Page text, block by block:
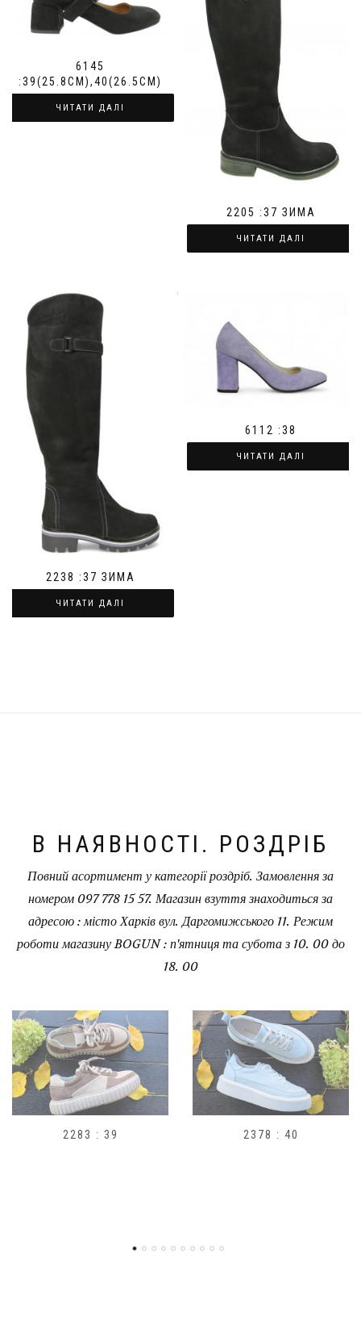
6145
:39(25.8СМ),40(26.5СМ)
ЧИТАТИ ДАЛІ
2205 :37 ЗИМА
ЧИТАТИ ДАЛІ
2238 :37 ЗИМА
ЧИТАТИ ДАЛІ
6112 :38
ЧИТАТИ ДАЛІ
В НАЯВНОСТІ. РОЗДРІБ
Повний асортимент у категорії роздріб. Замовлення за
номером 097 778 15 57. Магазин взуття знаходиться за
адресою : місто Харків вул. Даргомижського 11. Режим
роботи магазину BOGUN : п'ятниця та субота з 10. 00 до
18. 00
2283 : 39 2378 : 40